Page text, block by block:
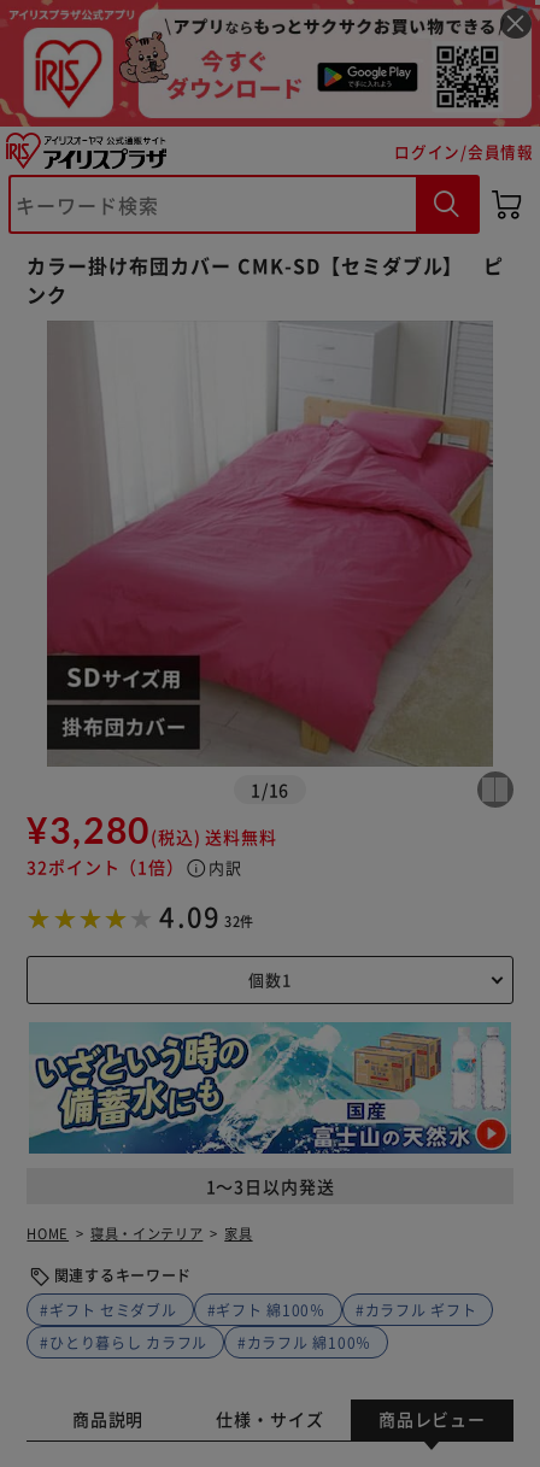
ログイン/会員情報
カラー掛け布団カバー CMK-SD【セミダブル】 ピ
ンク
1 /16
¥3,280(税込) 送料無料
32ポイント （1倍） info 内訳
4.09 32件
1～3日以内発送
HOME 寝具・インテリア 家具
関連するキーワード
#ギフト セミダブル
#ギフト 綿100％
#カラフル ギフト
#ひとり暮らし カラフル
#カラフル 綿100％
商品説明 仕様・サイズ 商品レビュー
※ご確認ください
カートに入れる 購入手続きへ